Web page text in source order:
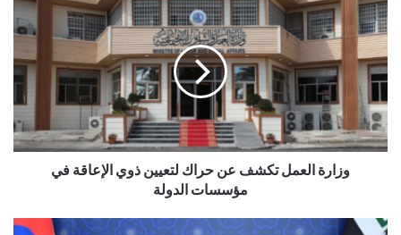
وزارة العمل تكشف عن حراك لتعيين ذوي الإعاقة في
مؤسسات الدولة